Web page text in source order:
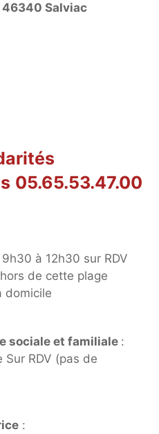
46340 Salviac
05.65.53.47.00
à 12h30 sur RDV
de cette plage
domicile
sociale et familiale :
Sur RDV (pas de
: